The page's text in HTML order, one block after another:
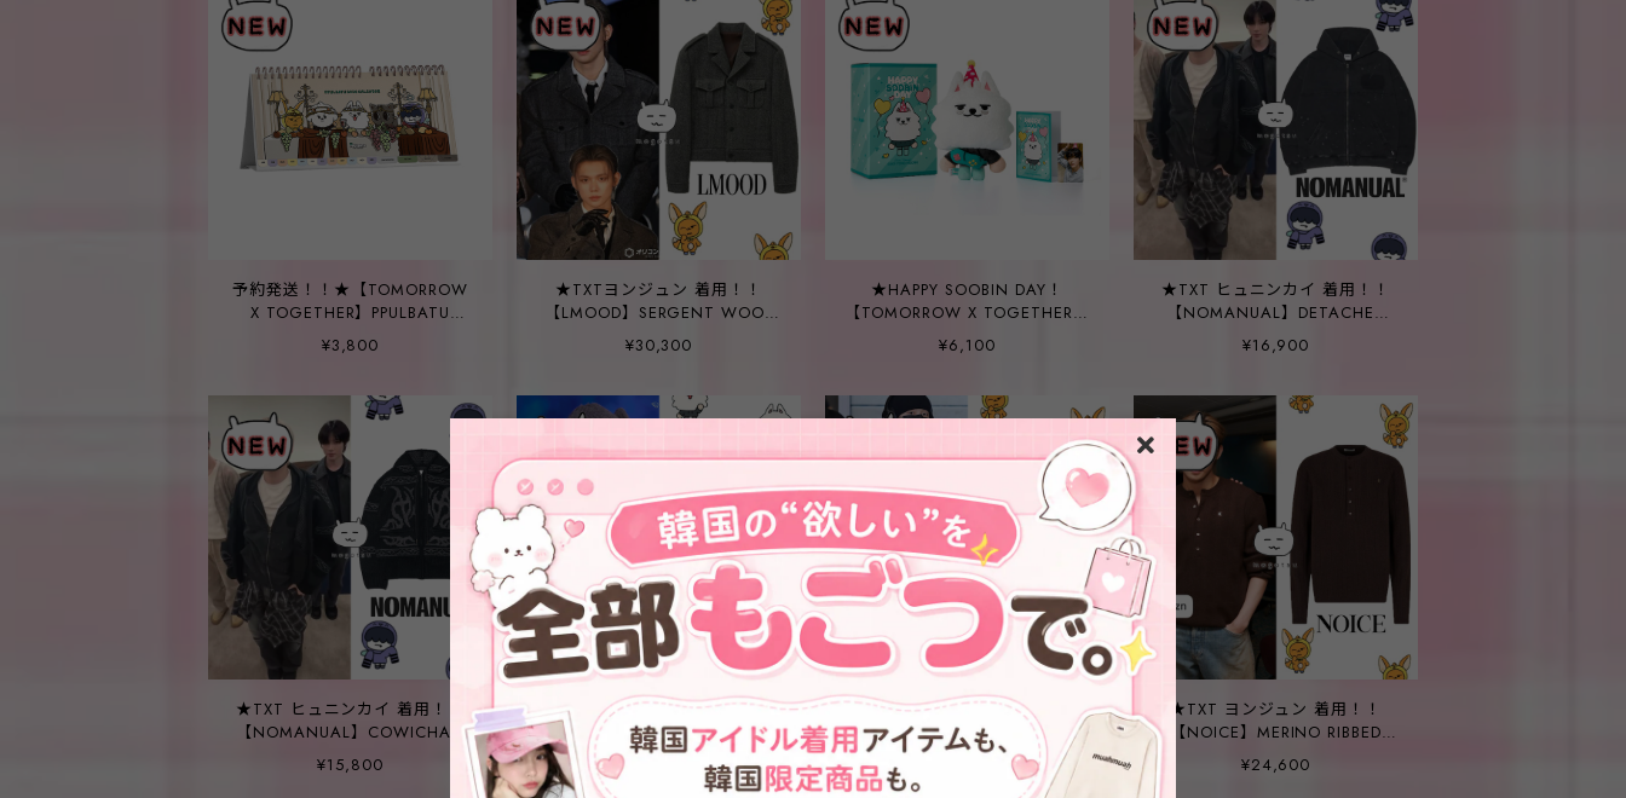
予約発送！！★【TOMORROW
X TOGETHER】PPULBATU
2026 CALENDAR
¥3,800
★TXTヨンジュン 着用！！
【LMOOD】SERGENT WOOL
TRUCKER JACKET
¥30,300
★HAPPY SOOBIN DAY！
【TOMORROW X TOGETHER】
[SOOBIN] CHOI YONG
MEONG Plush Set
¥6,100
★TXT ヒュニンカイ 着用！！
【NOMANUAL】DETACHED
PATCH HOODED ZIP-UP -
WASHED BLACK
¥16,900
★TXT ヒュニンカイ 着用！！
【NOMANUAL】COWICHAN
HOODED ZIP-UP - BLACK
¥15,800
★TXT スビン 着用！！
【OAFISH】TWO-WAY
EARFLAP BEANIE, BROWN
在庫少なめ！★TXT ヨンジュン
& スビン 着用！！【MMIC】
Roaster T-shirt Beige
★TXT ヨンジュン 着用！！
【NOICE】MERINO RIBBED
HENLEY NECK KNIT TOP -
BROWN
¥24,600